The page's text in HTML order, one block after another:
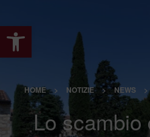
Apri la barra degli strumenti
HOME > NOTIZIE > NEWS >
Lo scambio